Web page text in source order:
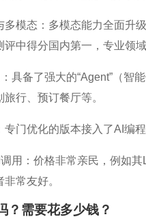
多模态：多模态能力全面升
中得分国内第一，专业领
具备了强大的“Agent”（智
行、预订餐厅等。
门优化的版本接入了AI编
用：价格非常亲民，例如
常友好。
？需要花多少钱？